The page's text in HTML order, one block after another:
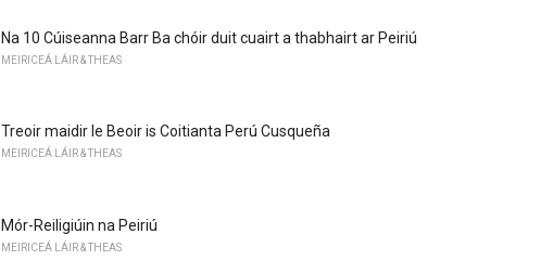
Na 10 Cúiseanna Barr Ba chóir duit cuairt a thabhairt ar Peiriú
MEIRICEÁ LÁIR & THEAS
Treoir maidir le Beoir is Coitianta Perú Cusqueña
MEIRICEÁ LÁIR & THEAS
Mór-Reiligiúin na Peiriú
MEIRICEÁ LÁIR & THEAS